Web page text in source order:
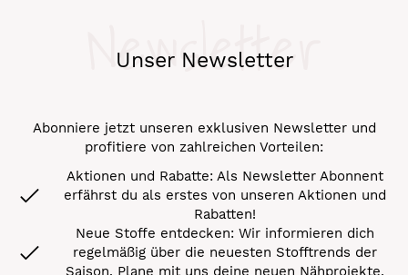
Unser Newsletter
Newsletter
Abonniere jetzt unseren exklusiven Newsletter und
profitiere von zahlreichen Vorteilen:
Aktionen und Rabatte: Als Newsletter Abonnent
erfährst du als erstes von unseren Aktionen und
Rabatten!
Neue Stoffe entdecken: Wir informieren dich
regelmäßig über die neuesten Stofftrends der
Saison. Plane mit uns deine neuen Nähprojekte.